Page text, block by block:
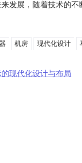
发展，随着技术的
机房 现代化设计
现代化设计与布局